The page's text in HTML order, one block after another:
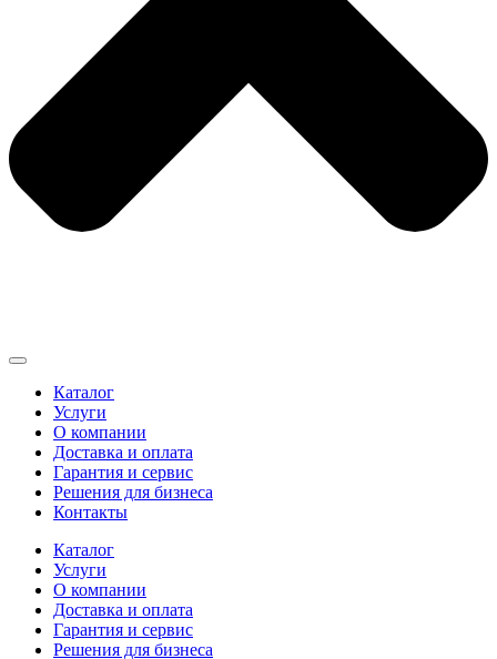
Каталог
Услуги
О компании
Доставка и оплата
Гарантия и сервис
Решения для бизнеса
Контакты
Каталог
Услуги
О компании
Доставка и оплата
Гарантия и сервис
Решения для бизнеса